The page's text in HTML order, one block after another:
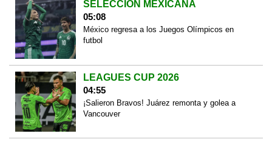
SELECCIÓN MEXICANA
05:08
México regresa a los Juegos Olímpicos en
futbol
LEAGUES CUP 2026
04:55
¡Salieron Bravos! Juárez remonta y golea a
Vancouver